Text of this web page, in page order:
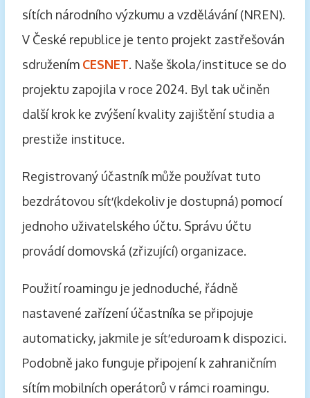
sítích národního výzkumu a vzdělávání (NREN).
V České republice je tento projekt zastřešován
sdružením CESNET. Naše škola/instituce se do
projektu zapojila v roce 2024. Byl tak učiněn
další krok ke zvýšení kvality zajištění studia a
prestiže instituce.
Registrovaný účastník může používat tuto
bezdrátovou síť (kdekoliv je dostupná) pomocí
jednoho uživatelského účtu. Správu účtu
provádí domovská (zřizující) organizace.
Použití roamingu je jednoduché, řádně
nastavené zařízení účastníka se připojuje
automaticky, jakmile je síť eduroam k dispozici.
Podobně jako funguje připojení k zahraničním
sítím mobilních operátorů v rámci roamingu.